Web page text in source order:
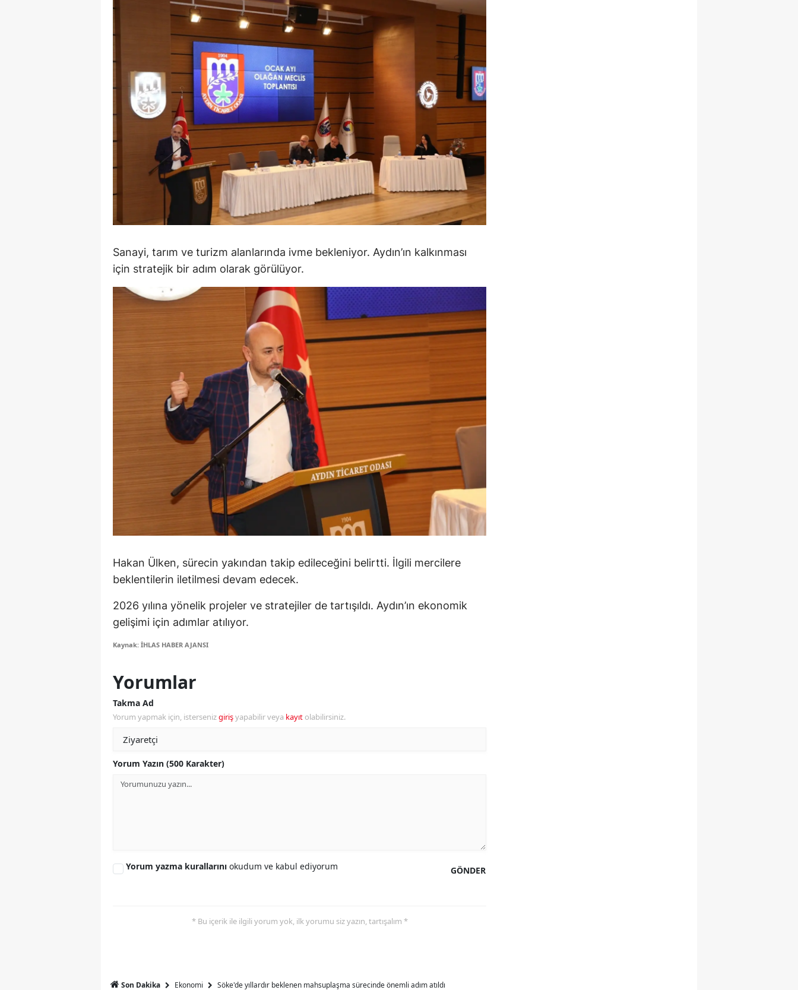
Kars
Kastamonu
Kayseri
Kırklareli
Kırşehir
Konya
Malatya
Kahramanmaraş
Muğla
Muş
Nevşehir
Niğde
Ordu
Rize
Sakarya
Samsun
Siirt
Tekirdağ
Tokat
Van
Kırıkkale
Sanayi, tarım ve turizm alanlarında ivme bekleniyor. Aydın’ın kalkınması
için stratejik bir adım olarak görülüyor.
Hakan Ülken, sürecin yakından takip edileceğini belirtti. İlgili mercilere
beklentilerin iletilmesi devam edecek.
2026 yılına yönelik projeler ve stratejiler de tartışıldı. Aydın’ın ekonomik
gelişimi için adımlar atılıyor.
Kaynak: İHLAS HABER AJANSI
Yorumlar
Takma Ad
Yorum yapmak için, istersenizgirişyapabilir veya kayıt olabilirsiniz.
Yorum Yazın (500 Karakter)
GÖNDER
Yorum yazma kurallarını okudum ve kabul ediyorum
* Bu içerik ile ilgili yorum yok, ilk yorumu siz yazın, tartışalım *
Son Dakika Ekonomi Söke'de yıllardır beklenen mahsuplaşma sürecinde önemli adım atıldı